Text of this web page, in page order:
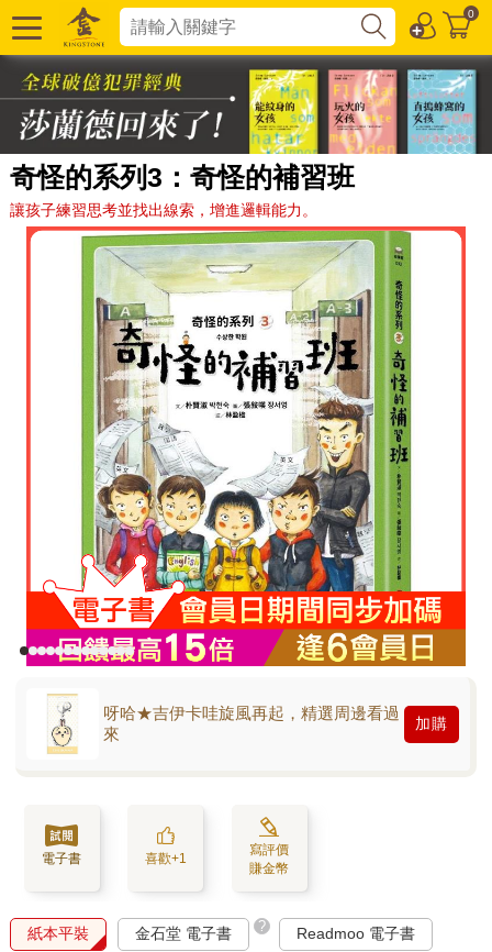
0
奇怪的系列3：奇怪的補習班
讓孩子練習思考並找出線索，增進邏輯能力。
呀哈★吉伊卡哇旋風再起，精選周邊看過
來
加購
電子書 喜歡+1
寫評價
賺金幣
紙本平裝 金石堂 電子書 ? Readmoo 電子書